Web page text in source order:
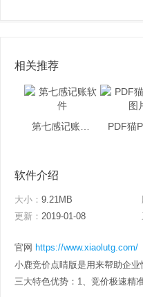
相关推荐
软件介绍
大小： 9.21MB
更新： 2019-01-08
官网 https://www.xiaolutg.com/
小鹿竞价点睛版是用来帮助企
三大特色优势：1、竞价极速精